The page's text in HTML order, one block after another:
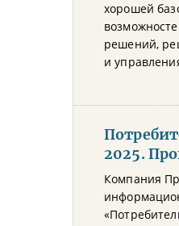
хорошей
решений,
и
2025.
Компания